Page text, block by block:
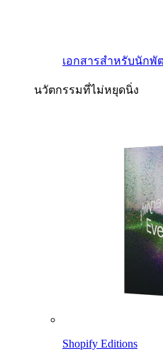
เอกสารสำหรับนักพั
นวัตกรรมที่ไม่หยุดนิ่ง
Shopify Editions